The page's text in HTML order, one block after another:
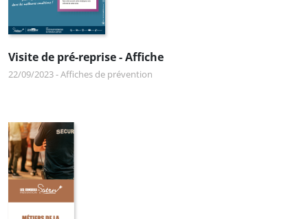
Visite de pré-reprise - Affiche
22/09/2023-Affiches de prévention